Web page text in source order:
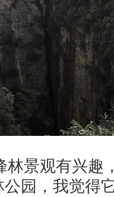
林景观有兴趣
园，我觉得